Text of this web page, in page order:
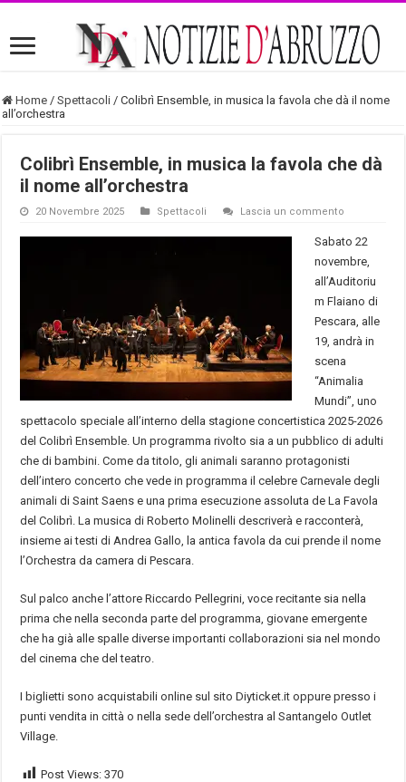
Home / Spettacoli / Colibrì Ensemble, in musica la favola che dà il nome
all’orchestra
Colibrì Ensemble, in musica la favola che dà
il nome all’orchestra
20 Novembre 2025 Spettacoli Lascia un commento
Sabato 22
novembre,
all’Auditoriu
m Flaiano di
Pescara, alle
19, andrà in
scena
“Animalia
Mundi”, uno
spettacolo speciale all’interno della stagione concertistica 2025-2026
del Colibrì Ensemble. Un programma rivolto sia a un pubblico di adulti
che di bambini. Come da titolo, gli animali saranno protagonisti
dell’intero concerto che vede in programma il celebre Carnevale degli
animali di Saint Saens e una prima esecuzione assoluta de La Favola
del Colibrì. La musica di Roberto Molinelli descriverà e racconterà,
insieme ai testi di Andrea Gallo, la antica favola da cui prende il nome
l’Orchestra da camera di Pescara.
Sul palco anche l’attore Riccardo Pellegrini, voce recitante sia nella
prima che nella seconda parte del programma, giovane emergente
che ha già alle spalle diverse importanti collaborazioni sia nel mondo
del cinema che del teatro.
I biglietti sono acquistabili online sul sito Diyticket.it oppure presso i
punti vendita in città o nella sede dell’orchestra al Santangelo Outlet
Village.
Post Views: 370